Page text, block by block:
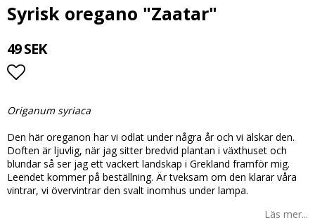
Syrisk oregano "Zaatar"
49 SEK
Origanum syriaca
Den här oreganon har vi odlat under några år och vi älskar den.
Doften är ljuvlig, när jag sitter bredvid plantan i växthuset och
blundar så ser jag ett vackert landskap i Grekland framför mig.
Leendet kommer på beställning. Är tveksam om den klarar våra
vintrar, vi övervintrar den svalt inomhus under lampa.
Läs mer...